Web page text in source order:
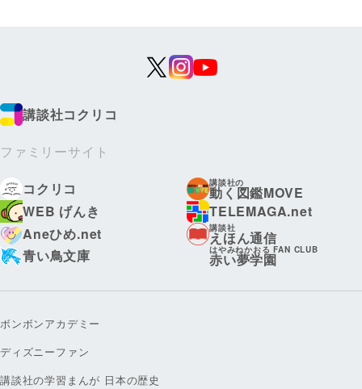
講談社コクリコ
ファミリーサイト
コクリコ
講談社の
動く図鑑MOVE
WEB げんき
TELEMAGA.net
Aneひめ.net
講談社
えほん通信
青い鳥文庫
はやみねかおる FAN CLUB
赤い夢学園
ボンボンアカデミー
ディズニーファン
講談社の学習まんが 日本の歴史